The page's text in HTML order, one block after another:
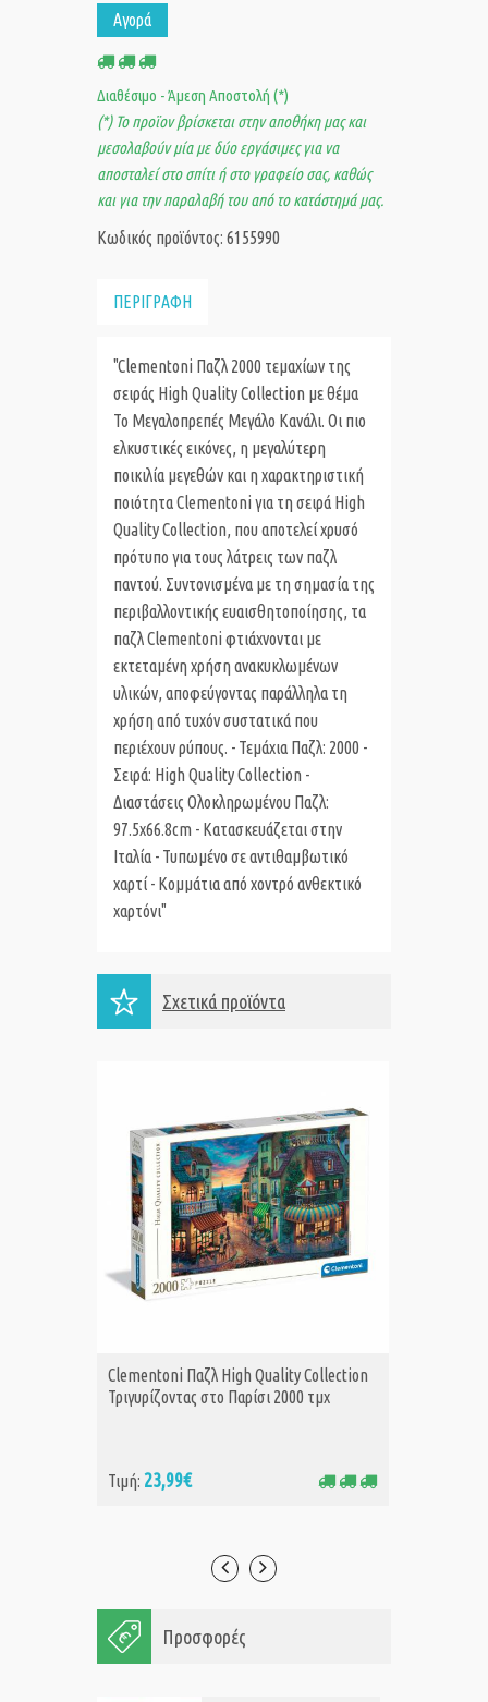
Αγορά
Διαθέσιμο - Άμεση Αποστολή (*)
(*) Το προϊον βρίσκεται στην αποθήκη μας και
μεσολαβούν μία με δύο εργάσιμες για να
αποσταλεί στο σπίτι ή στο γραφείο σας, καθώς
και για την παραλαβή του από το κατάστημά μας.
Κωδικός προϊόντος: 6155990
ΠΕΡΙΓΡΑΦΗ
"Clementoni Παζλ 2000 τεμαχίων της
σειράς High Quality Collection με θέμα
Το Μεγαλοπρεπές Μεγάλο Κανάλι. Οι πιο
ελκυστικές εικόνες, η μεγαλύτερη
ποικιλία μεγεθών και η χαρακτηριστική
ποιότητα Clementoni για τη σειρά High
Quality Collection, που αποτελεί χρυσό
πρότυπο για τους λάτρεις των παζλ
παντού. Συντονισμένα με τη σημασία της
περιβαλλοντικής ευαισθητοποίησης, τα
παζλ Clementoni φτιάχνονται με
εκτεταμένη χρήση ανακυκλωμένων
υλικών, αποφεύγοντας παράλληλα τη
χρήση από τυχόν συστατικά που
περιέχουν ρύπους. - Τεμάχια Παζλ: 2000 -
Σειρά: High Quality Collection -
Διαστάσεις Ολοκληρωμένου Παζλ:
97.5x66.8cm - Κατασκευάζεται στην
Ιταλία - Τυπωμένο σε αντιθαμβωτικό
χαρτί - Κομμάτια από χοντρό ανθεκτικό
χαρτόνι"
Σχετικά προϊόντα
ΑΓΟΡΑ
Clementoni Παζλ High Quality Collection
Τριγυρίζοντας στο Παρίσι 2000 τμχ
Τιμή: 23,99€
Προσφορές